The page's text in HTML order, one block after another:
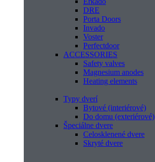
DRE
Porta Doors
Invado
Voster
Perfectdoor
ACCESSORIES
Safety valves
Magnesium anodes
Heating elements
Typy dverí
Bytové (interiérové)
Do domu (exteriérové)
Špeciálne dvere
Celosklenené dvere
Skryté dvere